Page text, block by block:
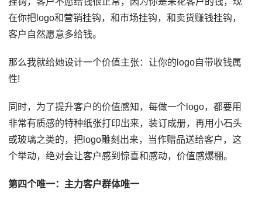
在你把logo和营销挂钩，和市场挂钩，和卖货赚钱挂钩，
客户自然愿意多给钱。
那么我就给她设计一个价值主张：让你的logo自带收钱属
性!
同时，为了提升客户的价值感知，每做一个logo，都要用
非常有质感的特种纸张打印出来，装订成册，再用小石头
或玻璃之类的，把logo雕刻出来，当作赠品送给客户，这
个举动，绝对会让客户感到惊喜和感动，价值感爆棚。
第四个唯一：主力客户群体唯一